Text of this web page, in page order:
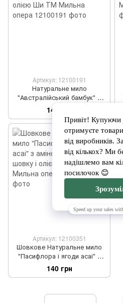
Артикул: 12100191
Натуральне мило
"Австралійський бамбук" з
амінокислотами шовку та
олією Ши ТМ Мильна опера
140 грн
Артикул: 12100351
Шовкове Натуральне мило
"Пасифлора і ягоди асаі" з
амінокислотами шовку і
олією Ши ТМ Мильна опера
140 грн